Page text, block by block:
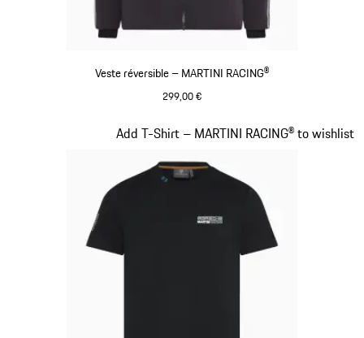
Veste réversible – MARTINI RACING®
299,00 €
Add T-Shirt – MARTINI RACING® to wishlist
Diapositive 7 sur 20